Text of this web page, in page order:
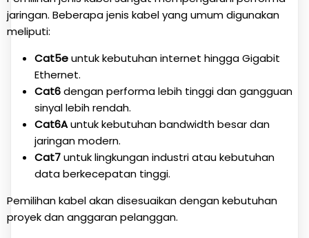
jaringan. Beberapa jenis kabel yang umum digunakan
meliputi:
Cat5euntuk kebutuhan internet hingga Gigabit
Ethernet.
Cat6dengan performa lebih tinggi dan gangguan
sinyal lebih rendah.
Cat6Auntuk kebutuhan bandwidth besar dan
jaringan modern.
Cat7untuk lingkungan industri atau kebutuhan
data berkecepatan tinggi.
Pemilihan kabel akan disesuaikan dengan kebutuhan
proyek dan anggaran pelanggan.